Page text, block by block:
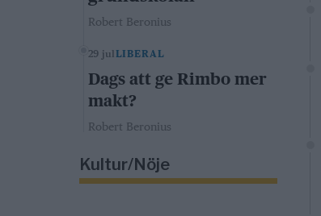
Robert Beronius
29 jul LIBERAL
Dags att ge Rimbo mer
makt?
Robert Beronius
Kultur/Nöje